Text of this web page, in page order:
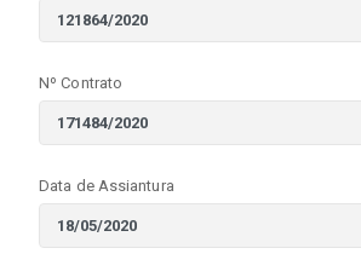
Nº Contrato
Data de Assiantura